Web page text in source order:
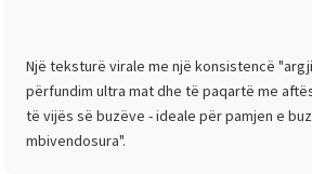
Një teksturë virale me një konsistencë
përfundim ultra mat dhe të paqartë me
të vijës së buzëve - ideale për pamjen e
mbivendosura".